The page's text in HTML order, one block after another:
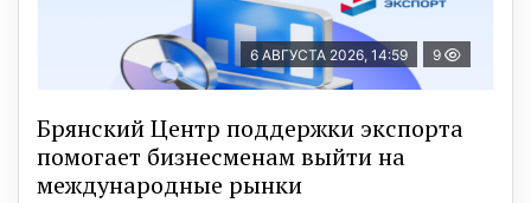
6 АВГУСТА 2026, 14:59 9
Брянский Центр поддержки экспорта
помогает бизнесменам выйти на
международные рынки